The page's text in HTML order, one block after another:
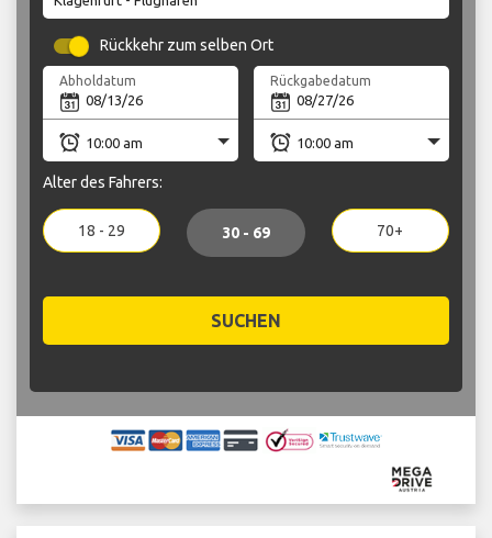
Rückkehr zum selben Ort
Abholdatum Rückgabedatum
Alter des Fahrers:
18 - 29 30 - 69 70+
SUCHEN